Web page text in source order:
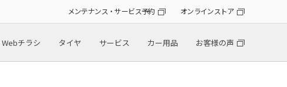
メンテナンス・サービス予約 オンラインストア
Webチラシ タイヤ サービス カー用品 お客様の声